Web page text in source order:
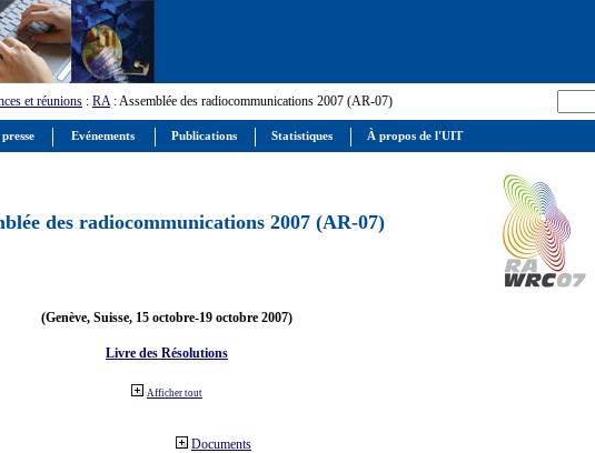
et réunions : RA: Assemblée des radiocommunications 2007 (AR-07)
des radiocommunications 2007 (AR-07)
(Genève, Suisse, 15 octobre-19 octobre 2007)
Livre des Résolutions
Afficher tout
Documents
Evénements Publications Statistiques À propos de l'UIT